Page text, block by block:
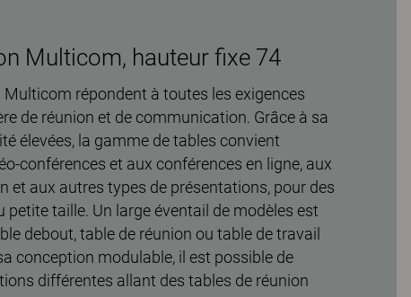
Multicom, hauteur fixe 74
Multicom répondent à toutes les exigences
de réunion et de communication. Grâce à sa
élevées, la gamme de tables convient
conférences et aux conférences en ligne, aux
et aux autres types de présentations, pour des
petite taille. Un large éventail de modèles est
debout, table de réunion ou table de travail
conception modulable, il est possible de
différentes allant des tables de réunion